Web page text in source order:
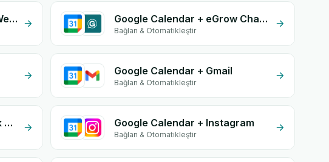
Google Calendar + Custom Webhook Google Calendar + eGrow Chat Widget
Bağlan & Otomatikleştir
Google Calendar + Gmail
Bağlan & Otomatikleştir
Google Calendar + Facebook Commerce Google Calendar + Instagram
Bağlan & Otomatikleştir